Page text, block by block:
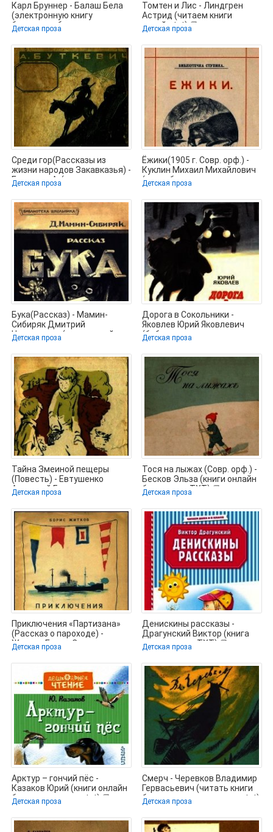
Карл Бруннер - Балаш Бела
(электронную книгу
бесплатно без регистрации
TXT) 📗
Детская проза
Томтен и Лис - Линдгрен
Астрид (читаем книги
онлайн txt) 📗
Детская проза
Среди гор(Рассказы из
жизни народов Закавказья) -
Буткевич А. (лучшие книги
Детская проза
Ёжики(1905 г. Совр. орф.) -
Куклин Михаил Михайлович
(книги без регистрации
Детская проза
Бука(Рассказ) - Мамин-
Сибиряк Дмитрий
Наркисович (книги онлайн
полностью .TXT) 📗
Детская проза
Дорога в Сокольники -
Яковлев Юрий Яковлевич
(библиотека электронных
книг txt) 📗
Детская проза
Тайна Змеиной пещеры
(Повесть) - Евтушенко
Анатолий Григорьевич
(читать лучшие
Детская проза
Тося на лыжах (Совр. орф.) -
Бесков Эльза (книги онлайн
бесплатно .TXT) 📗
Детская проза
Приключения «Партизана»
(Рассказ о пароходе) -
Житков Борис Степанович
(читаем
Детская проза
Денискины рассказы -
Драгунский Виктор (книга
регистрации TXT) 📗
Детская проза
Арктур – гончий пёс -
Казаков Юрий (книги онлайн
бесплатно серия .txt) 📗
Детская проза
Смерч - Черевков Владимир
Гервасьевич (читать книги
без регистрации полные txt)
Детская проза